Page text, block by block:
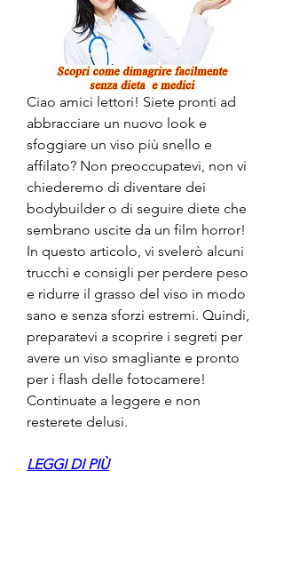
Ciao amici lettori! Siete pronti ad
abbracciare un nuovo look e
sfoggiare un viso più snello e
affilato? Non preoccupatevi, non vi
chiederemo di diventare dei
bodybuilder o di seguire diete che
sembrano uscite da un film horror!
In questo articolo, vi svelerò alcuni
trucchi e consigli per perdere peso
e ridurre il grasso del viso in modo
sano e senza sforzi estremi. Quindi,
preparatevi a scoprire i segreti per
avere un viso smagliante e pronto
per i flash delle fotocamere!
Continuate a leggere e non
resterete delusi.
LEGGI DI PIÙ